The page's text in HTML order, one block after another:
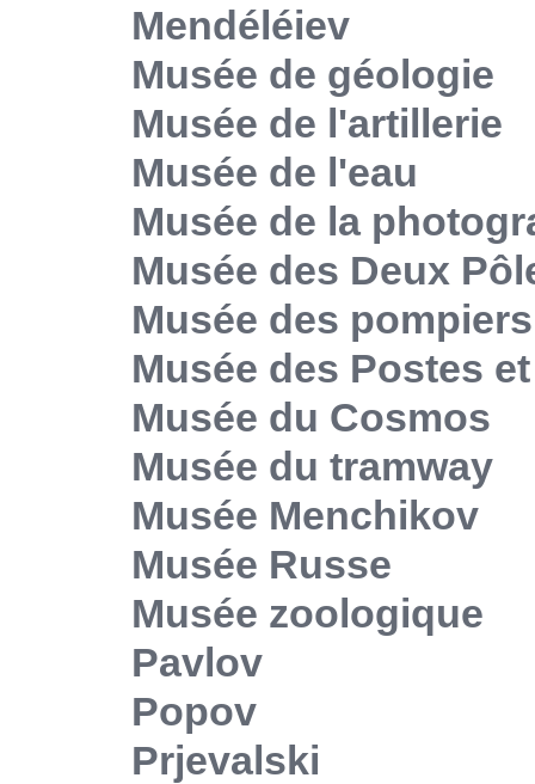
Mendéléiev
Musée de géologie
Musée de l'artillerie
Musée de l'eau
Musée de la
Musée des Deux
Musée des pompiers
Musée des Postes
Musée du Cosmos
Musée du tramway
Musée Menchikov
Musée Russe
Musée zoologique
Pavlov
Popov
Prjevalski